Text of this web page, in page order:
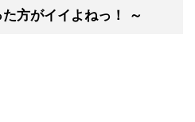
方がイイよねっ！ ～